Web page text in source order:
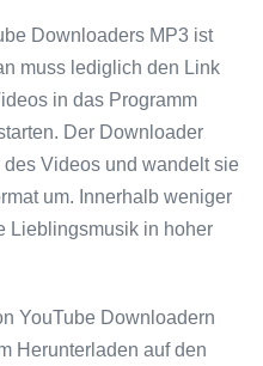
Downloaders MP3 ist
muss lediglich den Link
in das Programm
Der Downloader
Videos und wandelt sie
um. Innerhalb weniger
Lieblingsmusik in hoher
YouTube Downloadern
Herunterladen auf den